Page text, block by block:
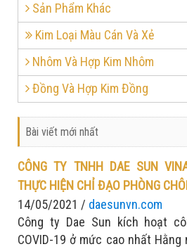
Sản Phẩm Khác
Kim Loại Màu Cán Và Xẻ
Nhôm Và Hợp Kim Nhôm
Đồng Và Hợp Kim Đồng
Bài viết mới nhất
CÔNG TY TNHH DAE SUN
THỰC HIỆN CHỈ ĐẠO PHÒNG
14/05/2021 / daesunvn.com
Công ty Dae Sun kích hoạt
COVID-19 ở mức cao nhất